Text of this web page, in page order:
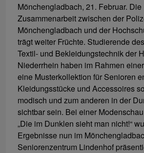
Mönchengladbach, 21. Februar. Die
Zusammenarbeit zwischen der
Mönchengladbach und der
trägt weiter Früchte. Studierende
Textil- und Bekleidungstechnik der
Niederrhein haben im Rahmen
eine Musterkollektion für Senioren
Kleidungsstücke und Accessoires
modisch und zum anderen in der
sichtbar sein. Bei einer
„Die im Dunklen sieht man nicht!“
Ergebnisse nun im
Seniorenzentrum Lindenhof